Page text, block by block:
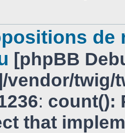
de
[phpBB
vendor/
: count():
that